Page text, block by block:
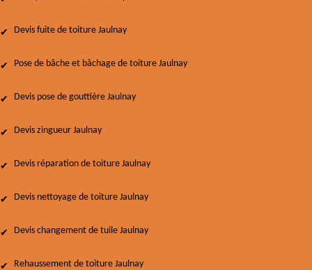
Devis fuite de toiture Jaulnay
Pose de bâche et bâchage de toiture Jaulnay
Devis pose de gouttière Jaulnay
Devis zingueur Jaulnay
Devis réparation de toiture Jaulnay
Devis nettoyage de toiture Jaulnay
Devis changement de tuile Jaulnay
Rehaussement de toiture Jaulnay